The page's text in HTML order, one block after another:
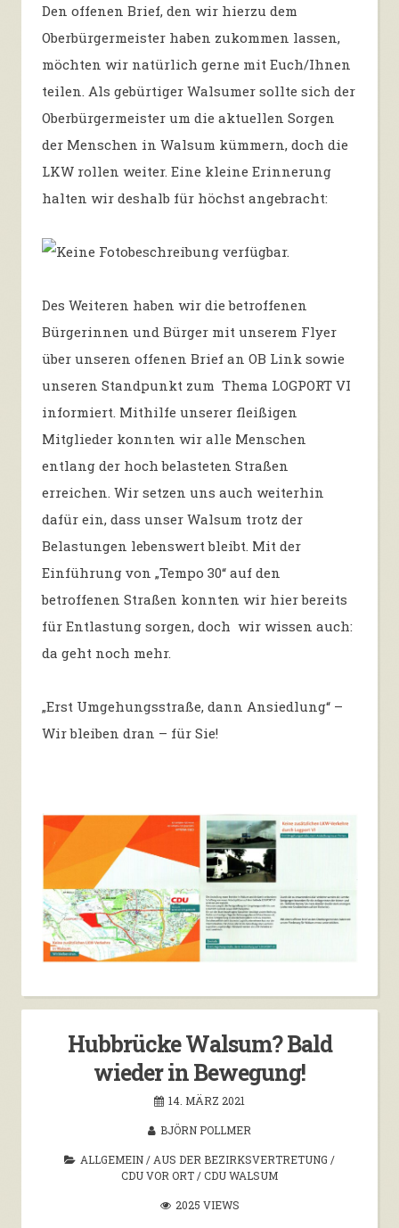
Den offenen Brief, den wir hierzu dem
Oberbürgermeister haben zukommen lassen,
möchten wir natürlich gerne mit Euch/Ihnen
teilen. Als gebürtiger Walsumer sollte sich der
Oberbürgermeister um die aktuellen Sorgen
der Menschen in Walsum kümmern, doch die
LKW rollen weiter. Eine kleine Erinnerung
halten wir deshalb für höchst angebracht:
Des Weiteren haben wir die betroffenen
Bürgerinnen und Bürger mit unserem Flyer
über unseren offenen Brief an OB Link sowie
unseren Standpunkt zum Thema LOGPORT VI
informiert. Mithilfe unserer fleißigen
Mitglieder konnten wir alle Menschen
entlang der hoch belasteten Straßen
erreichen. Wir setzen uns auch weiterhin
dafür ein, dass unser Walsum trotz der
Belastungen lebenswert bleibt. Mit der
Einführung von „Tempo 30“ auf den
betroffenen Straßen konnten wir hier bereits
für Entlastung sorgen, doch wir wissen auch:
da geht noch mehr.
„Erst Umgehungsstraße, dann Ansiedlung“ –
Wir bleiben dran – für Sie!
Hubbrücke Walsum? Bald
wieder in Bewegung!
14. MÄRZ 2021
BJÖRN POLLMER
ALLGEMEIN / AUS DER BEZIRKSVERTRETUNG /
CDU VOR ORT /CDU WALSUM
2025 VIEWS